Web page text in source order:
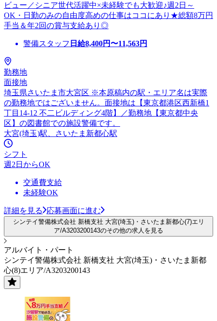
ビュー／シニア世代活躍中×未経験でも大歓迎♪週2日～
OK・日勤のみの自由度高めの仕事はココにあり★総額8万円
手当＆年2回の賞与支給あり◎
警備スタッフ 日給8,400円〜11,563円
勤務地
面接地
埼玉県さいたま市大宮区 ※本原稿内の駅・エリア名は実際
の勤務地ではございません。面接地は【東京都港区西新橋1
丁目14-12 不二ビルディング4階】／勤務地【東京都中央
区】の図書館での施設警備です。
大宮(埼玉)駅、さいたま新都心駅
シフト
週2日からOK
交通費支給
未経験OK
詳細を見る 応募画面に進む
シンテイ警備株式会社 新橋支社 大宮(埼玉)・さいたま新都心(7)エリ
ア/A3203200143のその他の求人を見る
アルバイト・パート
シンテイ警備株式会社 新橋支社 大宮(埼玉)・さいたま新都
心(8)エリア/A3203200143